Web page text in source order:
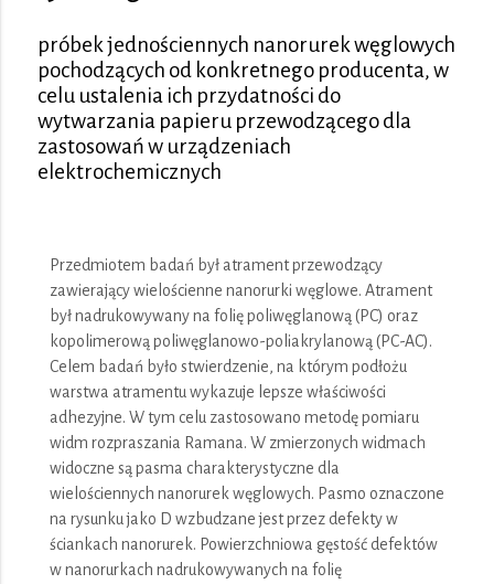
próbek jednościennych nanorurek węglowych
pochodzących od konkretnego producenta, w
celu ustalenia ich przydatności do
wytwarzania papieru przewodzącego dla
zastosowań w urządzeniach
elektrochemicznych
Przedmiotem badań był atrament przewodzący
zawierający wielościenne nanorurki węglowe. Atrament
był nadrukowywany na folię poliwęglanową (PC) oraz
kopolimerową poliwęglanowo-poliakrylanową (PC-AC).
Celem badań było stwierdzenie, na którym podłożu
warstwa atramentu wykazuje lepsze właściwości
adhezyjne. W tym celu zastosowano metodę pomiaru
widm rozpraszania Ramana. W zmierzonych widmach
widoczne są pasma charakterystyczne dla
wielościennych nanorurek węglowych. Pasmo oznaczone
na rysunku jako D wzbudzane jest przez defekty w
ściankach nanorurek. Powierzchniowa gęstość defektów
w nanorurkach nadrukowywanych na folię